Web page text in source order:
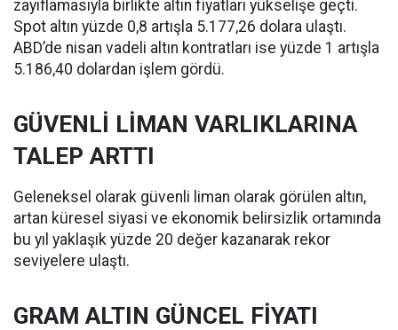
zayıflamasıyla birlikte altın fiyatları yükselişe geçti.
Spot altın yüzde 0,8 artışla 5.177,26 dolara ulaştı.
ABD’de nisan vadeli altın kontratları ise yüzde 1 artışla
5.186,40 dolardan işlem gördü.
GÜVENLİ LİMAN VARLIKLARINA
TALEP ARTTI
Geleneksel olarak güvenli liman olarak görülen altın,
artan küresel siyasi ve ekonomik belirsizlik ortamında
bu yıl yaklaşık yüzde 20 değer kazanarak rekor
seviyelere ulaştı.
GRAM ALTIN GÜNCEL FİYATI